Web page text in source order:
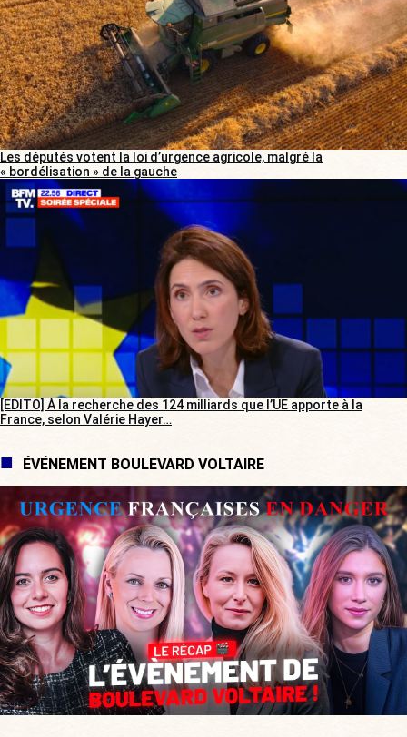
Les députés votent la loi d’urgence agricole, malgré la
« bordélisation » de la gauche
[EDITO] À la recherche des 124 milliards que l’UE apporte à la
France, selon Valérie Hayer…
ÉVÉNEMENT BOULEVARD VOLTAIRE